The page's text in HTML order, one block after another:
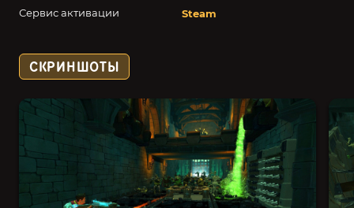
Сервис активации Steam
СКРИНШОТЫ